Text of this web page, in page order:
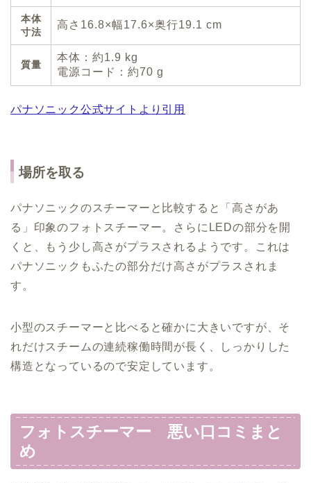
本体
寸法
高さ16.8×幅17.6×奥行19.1 cm
質量
本体：約1.9 kg
電源コード：約70 g
パナソニック公式サイトより引用
場所を取る
パナソニックのスチーマーと比較すると「高さがあ
る」印象のフォトスチーマー。さらにLEDの部分を開
くと、もう少し高さがプラスされるようです。これは
パナソニックもふたの部分だけ高さがプラスされま
す。
小型のスチーマーと比べると確かに大きいですが、そ
れだけスチームの連続稼働時間が長く、しっかりした
構造となっているので安定しています。
フォトスチーマー 悪い口コミまと
め